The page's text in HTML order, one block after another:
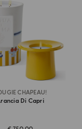
CHAPEAU!
Di Capri